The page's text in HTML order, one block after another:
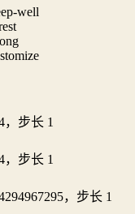
well
，步长 1
，步长 1
，步长 1